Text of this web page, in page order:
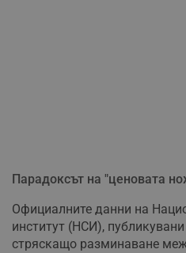
Парадоксът на "ценовата
Официалните данни на
институт (НСИ),
стряскащо разминаване